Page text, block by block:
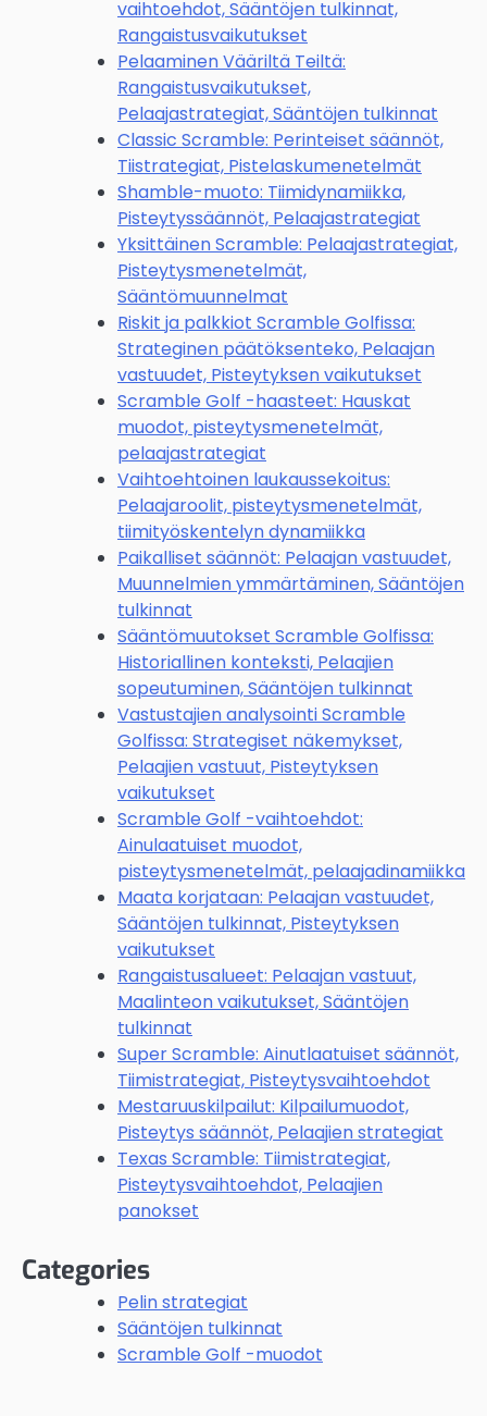
vaihtoehdot, Sääntöjen tulkinnat,
Rangaistusvaikutukset
Pelaaminen Vääriltä Teiltä:
Rangaistusvaikutukset,
Pelaajastrategiat, Sääntöjen tulkinnat
Classic Scramble: Perinteiset säännöt,
Tiistrategiat, Pistelaskumenetelmät
Shamble-muoto: Tiimidynamiikka,
Pisteytyssäännöt, Pelaajastrategiat
Yksittäinen Scramble: Pelaajastrategiat,
Pisteytysmenetelmät,
Sääntömuunnelmat
Riskit ja palkkiot Scramble Golfissa:
Strateginen päätöksenteko, Pelaajan
vastuudet, Pisteytyksen vaikutukset
Scramble Golf -haasteet: Hauskat
muodot, pisteytysmenetelmät,
pelaajastrategiat
Vaihtoehtoinen laukaussekoitus:
Pelaajaroolit, pisteytysmenetelmät,
tiimityöskentelyn dynamiikka
Paikalliset säännöt: Pelaajan vastuudet,
Muunnelmien ymmärtäminen, Sääntöjen
tulkinnat
Sääntömuutokset Scramble Golfissa:
Historiallinen konteksti, Pelaajien
sopeutuminen, Sääntöjen tulkinnat
Vastustajien analysointi Scramble
Golfissa: Strategiset näkemykset,
Pelaajien vastuut, Pisteytyksen
vaikutukset
Scramble Golf -vaihtoehdot:
Ainulaatuiset muodot,
pisteytysmenetelmät, pelaajadinamiikka
Maata korjataan: Pelaajan vastuudet,
Sääntöjen tulkinnat, Pisteytyksen
vaikutukset
Rangaistusalueet: Pelaajan vastuut,
Maalinteon vaikutukset, Sääntöjen
tulkinnat
Super Scramble: Ainutlaatuiset säännöt,
Tiimistrategiat, Pisteytysvaihtoehdot
Mestaruuskilpailut: Kilpailumuodot,
Pisteytys säännöt, Pelaajien strategiat
Texas Scramble: Tiimistrategiat,
Pisteytysvaihtoehdot, Pelaajien
panokset
Categories
Pelin strategiat
Sääntöjen tulkinnat
Scramble Golf -muodot